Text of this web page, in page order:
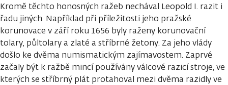
Kromě těchto honosných ražeb nechával Leopold I. razit i
řadu jiných. Například při příležitosti jeho pražské
korunovace v září roku 1656 byly raženy korunovační
tolary, půltolary a zlaté a stříbrné žetony. Za jeho vlády
došlo ke dvěma numismatickým zajímavostem. Zaprvé
začaly být k ražbě mincí používány válcové razicí stroje, ve
kterých se stříbrný plát protahoval mezi dvěma razidly ve